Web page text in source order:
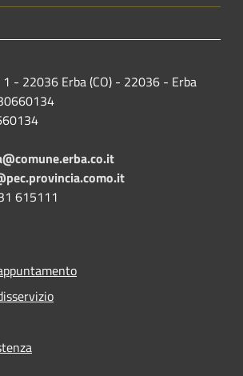
1 - 22036 Erba (CO) - 22036 - Erba
615111